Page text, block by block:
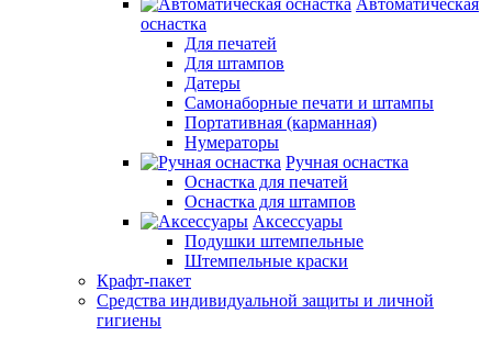
Автоматическая
оснастка
Для печатей
Для штампов
Датеры
Самонаборные печати и штампы
Портативная (карманная)
Нумераторы
Ручная оснастка
Оснастка для печатей
Оснастка для штампов
Аксессуары
Подушки штемпельные
Штемпельные краски
Крафт-пакет
Средства индивидуальной защиты и личной
гигиены